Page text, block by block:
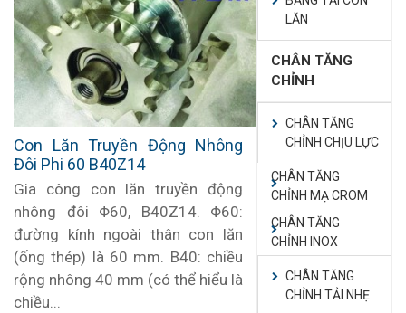
LĂN
CHÂN TĂNG
CHỈNH
CHÂN TĂNG
CHỈNH CHỊU LỰC
CHÂN TĂNG
CHỈNH MẠ CROM
CHÂN TĂNG
CHỈNH INOX
CHÂN TĂNG
CHỈNH TẢI NHẸ
Con Lăn Truyền Động Nhông
Đôi Phi 60 B40Z14
Gia công con lăn truyền động
nhông đôi Φ60, B40Z14. Φ60:
đường kính ngoài thân con lăn
(ống thép) là 60 mm. B40: chiều
rộng nhông 40 mm (có thể hiểu là
chiều...